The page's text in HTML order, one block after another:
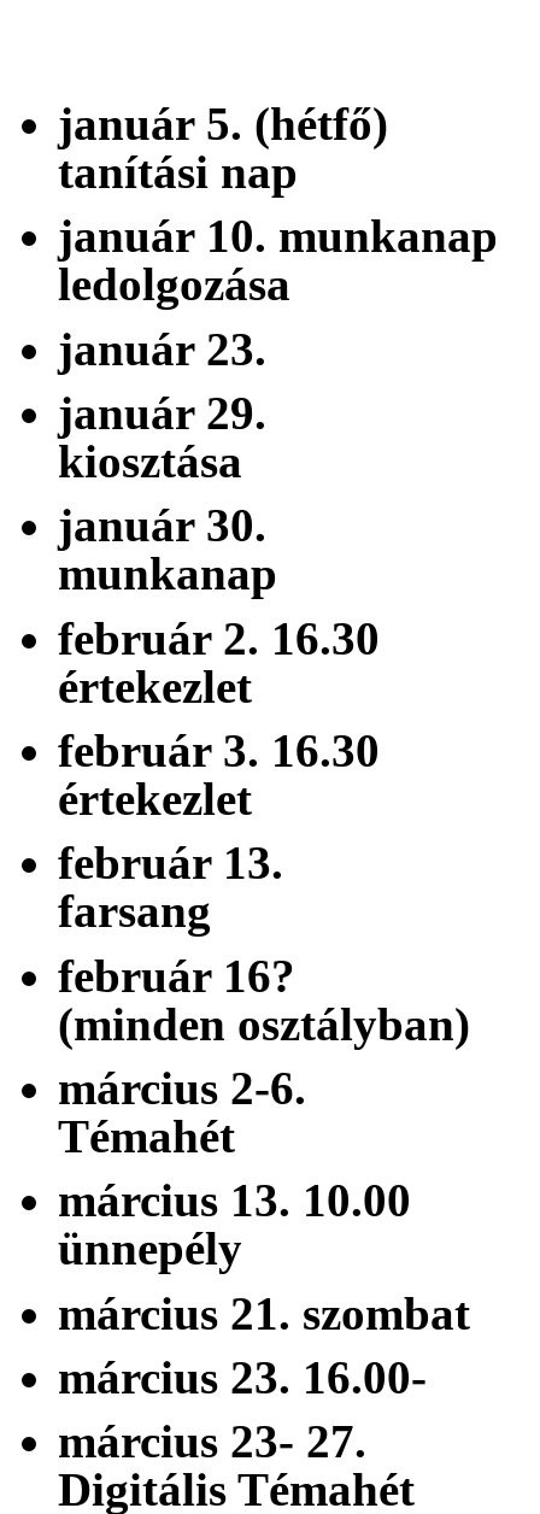
január 5.
tanítási nap
január 10.
ledolgozása
január 23.
január 29.
kiosztása
január 30.
munkanap
február 2.
értekezlet
február 3.
értekezlet
február 13.
farsang
február 16?
(minden osztályban)
március 2-
Témahét
március 13.
ünnepély
március 21.
március 23.
március 23-
Digitális Témahét